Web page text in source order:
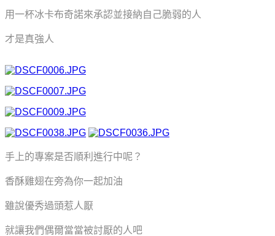
用一杯冰卡布奇諾來承認並接納自己脆弱的人
才是真強人
手上的專案是否順利進行中呢？
香酥雞翅在旁為你一起加油
雖說優秀過頭惹人厭
就讓我們偶爾當當被討厭的人吧